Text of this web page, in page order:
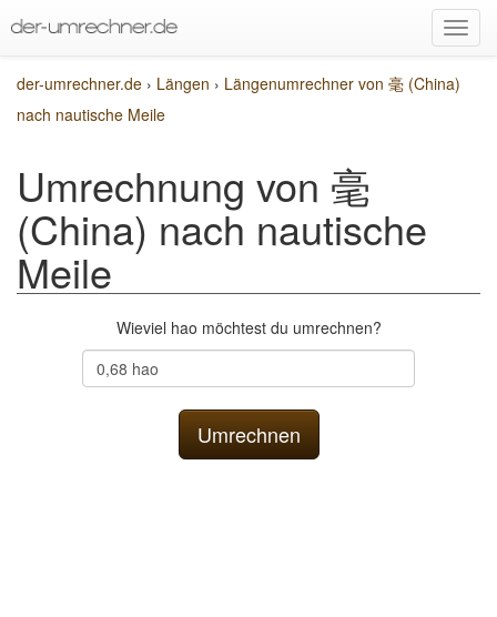
der-umrechner.de › Längen › Längenumrechner von 毫 (China)
nach nautische Meile
Umrechnung von 毫
(China) nach nautische
Meile
Wieviel hao möchtest du umrechnen?